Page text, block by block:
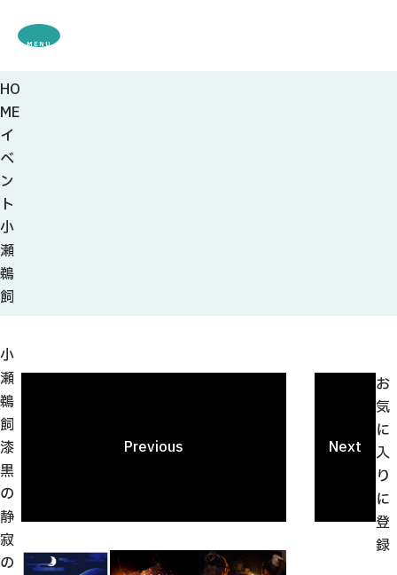
MENU
HO
ME
イ
ベ
ン
ト
小
瀬
鵜
飼
小
瀬
鵜
飼
漆
黒
の
静
寂
の
Previous Next
お
気
に
入
り
に
登
録
せきファンクラブ